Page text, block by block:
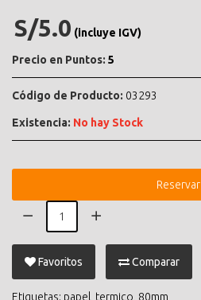
S/5.0 (incluye IGV)
Precio en Puntos: 5
Código de Producto: 03293
Existencia: No hay Stock
Reservar
Favoritos Comparar
Etiquetas: papel termico 80mm